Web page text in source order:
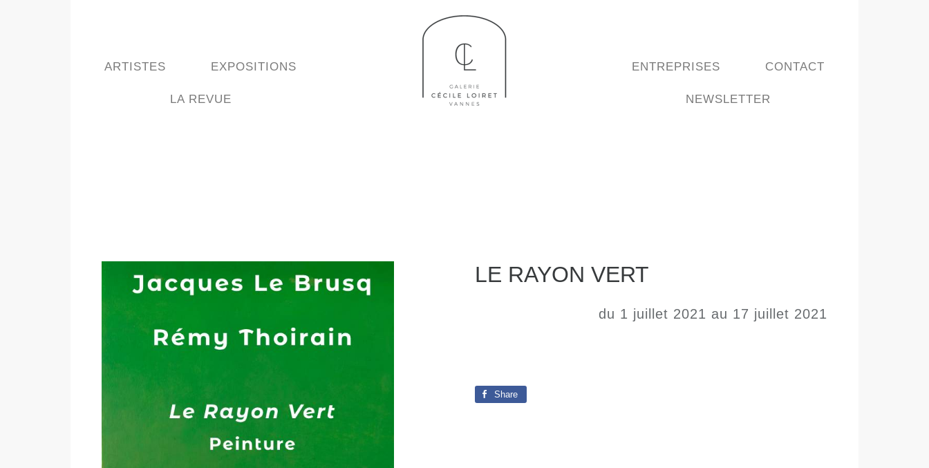
ARTISTES EXPOSITIONS
LA REVUE
ENTREPRISES CONTACT
NEWSLETTER
LE RAYON VERT
du 1 juillet 2021 au 17 juillet 2021
Share